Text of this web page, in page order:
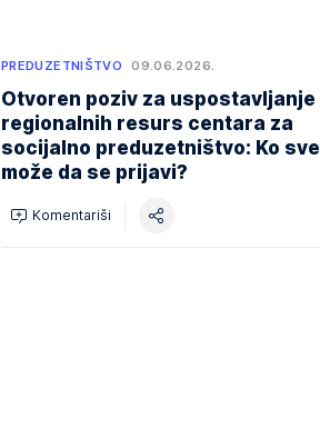
PREDUZETNIŠTVO 09.06.2026.
Otvoren poziv za uspostavljanje
regionalnih resurs centara za
socijalno preduzetništvo: Ko sve
može da se prijavi?
Komentariši